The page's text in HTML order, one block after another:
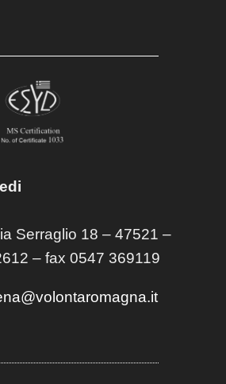
Serraglio 18 – 47521 –
– fax 0547 369119